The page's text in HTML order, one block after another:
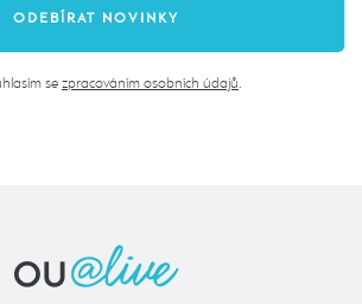
se zpracováním osobních údajů.